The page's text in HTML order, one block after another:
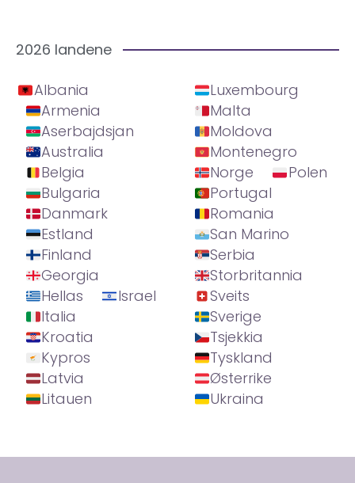
2026 landene
Albania
Armenia
Aserbajdsjan
Australia
Belgia
Bulgaria
Danmark
Estland
Finland
Georgia
Hellas
Israel
Italia
Kroatia
Kypros
Latvia
Litauen
Luxembourg
Malta
Moldova
Montenegro
Norge
Polen
Portugal
Romania
San Marino
Serbia
Storbritannia
Sveits
Sverige
Tsjekkia
Tyskland
Østerrike
Ukraina